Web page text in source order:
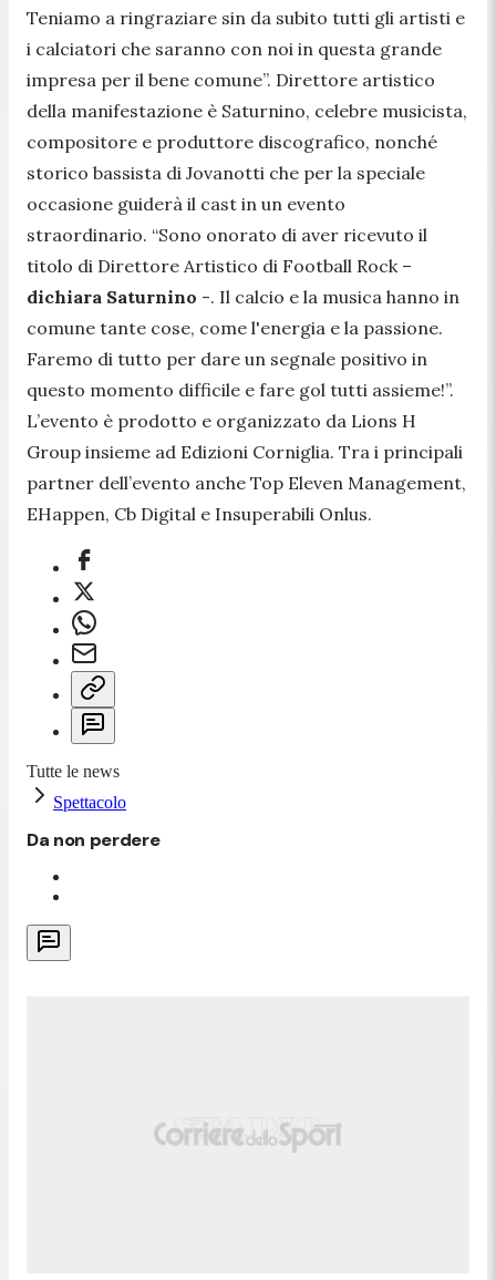
Teniamo a ringraziare sin da subito tutti gli artisti e
i calciatori che saranno con noi in questa grande
impresa per il bene comune”. Direttore artistico
della manifestazione è Saturnino, celebre musicista,
compositore e produttore discografico, nonché
storico bassista di Jovanotti che per la speciale
occasione guiderà il cast in un evento
straordinario. “Sono onorato di aver ricevuto il
titolo di Direttore Artistico di Football Rock–
dichiara Saturnino -. Il calcio e la musica hanno in
comune tante cose, come l'energia e la passione.
Faremo di tutto per dare un segnale positivo in
questo momento difficile e fare gol tutti assieme!”.
L’evento è prodotto e organizzato da Lions H
Group insieme ad Edizioni Corniglia. Tra i principali
partner dell’evento anche Top Eleven Management,
EHappen, Cb Digital e Insuperabili Onlus.
Tutte le news
Spettacolo
Da non perdere